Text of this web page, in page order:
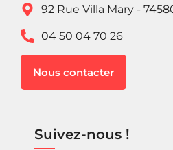
92 Rue Villa Mary -
04 50 04 70 26
Nous contacter
Suivez-nous !